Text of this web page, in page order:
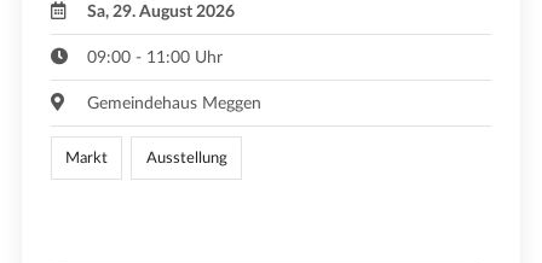
Sa, 29. August 2026
09:00 - 11:00 Uhr
Gemeindehaus Meggen
Markt Ausstellung